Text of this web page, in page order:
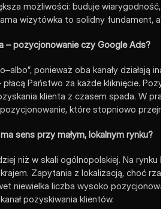
możliwości: buduje
wizytówka to solidny fundament,
– pozycjonowanie czy Google Ads?
ponieważ oba kanały działają
płacą Państwo za każde kliknięcie.
klienta z czasem spada. W
które stopniowo
sens przy małym, lokalnym rynku?
niż w skali ogólnopolskiej. Na
krajem. Zapytania z lokalizacją, choć
niewielka liczba wysoko
pozyskiwania klientów.